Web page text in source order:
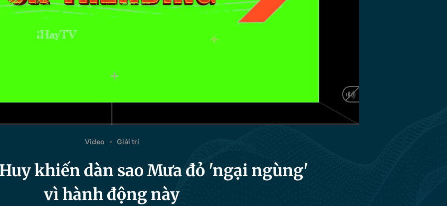
Video Giải trí
khiến dàn sao Mưa đỏ 'ngại ngùng'
vì hành động này